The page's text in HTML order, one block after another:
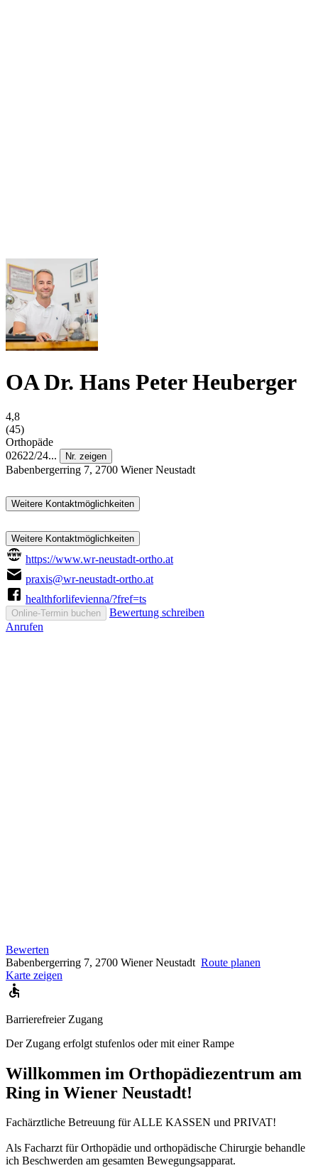
OA Dr. Hans Peter Heuberger
4,8
(45)
Orthopäde
02622/24...
Nr. zeigen
Babenbergerring 7, 2700 Wiener Neustadt
Weitere Kontaktmöglichkeiten
Weitere Kontaktmöglichkeiten
https://www.wr-neustadt-ortho.at
praxis@wr-neustadt-ortho.at
healthforlifevienna/?fref=ts
Online-Termin buchen
Bewertung schreiben
Anrufen
Bewerten
Babenbergerring 7, 2700 Wiener Neustadt Route planen
Karte zeigen
Barrierefreier Zugang
Der Zugang erfolgt stufenlos oder mit einer Rampe
Willkommen im Orthopädiezentrum am
Ring in Wiener Neustadt!
Fachärztliche Betreuung für ALLE KASSEN und PRIVAT!
Als Facharzt für Orthopädie und orthopädische Chirurgie behandle
ich Beschwerden am gesamten Bewegungsapparat.